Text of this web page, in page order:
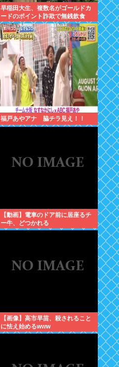
早稲田大生、複数名がゴールドカ
ードのポイント詐欺で無銭飲食
福戸あやアナ 脇チラ見え！！
【動画】電車のドア前に居座るチ
ー牛、どつかれる
【画像】高市早苗、殺されること
に怯え始めるwww